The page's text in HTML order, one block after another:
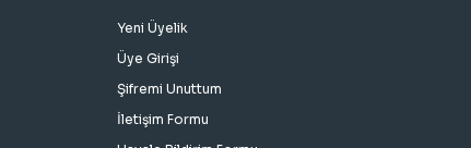
Yeni Üyelik
Üye Girişi
Şifremi Unuttum
İletişim Formu